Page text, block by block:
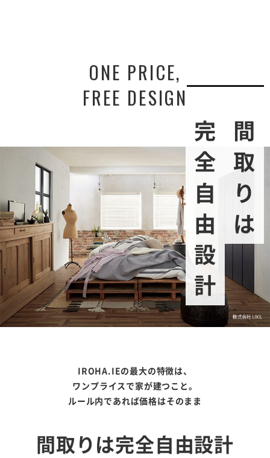
ONE PRICE,
FREE DESIGN
間取りは
完全自由設計
IROHA.IEの最大の特徴は、
ワンプライスで家が建つこと。
ルール内であれば価格はそのまま
間取りは完全自由設計